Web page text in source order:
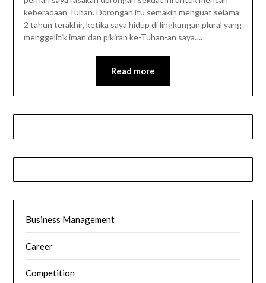
keberadaan Tuhan. Dorongan itu semakin menguat selama
2 tahun terakhir, ketika saya hidup di lingkungan plural yang
menggelitik iman dan pikiran ke-Tuhan-an saya….
Read more
Business Management
Career
Competition